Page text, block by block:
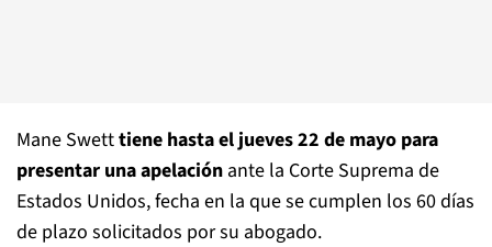
Mane Swetttiene hasta el jueves 22 de mayo para
presentar una apelación ante la Corte Suprema de
Estados Unidos, fecha en la que se cumplen los 60 días
de plazo solicitados por su abogado.